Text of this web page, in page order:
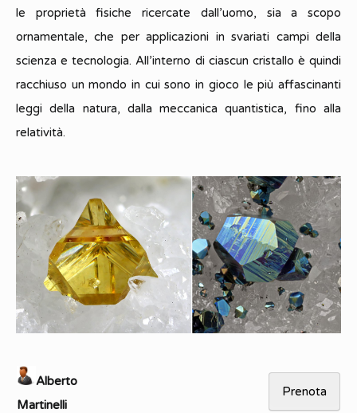
le proprietà fisiche ricercate dall’uomo, sia a scopo
ornamentale, che per applicazioni in svariati campi della
scienza e tecnologia. All’interno di ciascun cristallo è quindi
racchiuso un mondo in cui sono in gioco le più affascinanti
leggi della natura, dalla meccanica quantistica, fino alla
relatività.
Alberto
Martinelli
Prenota